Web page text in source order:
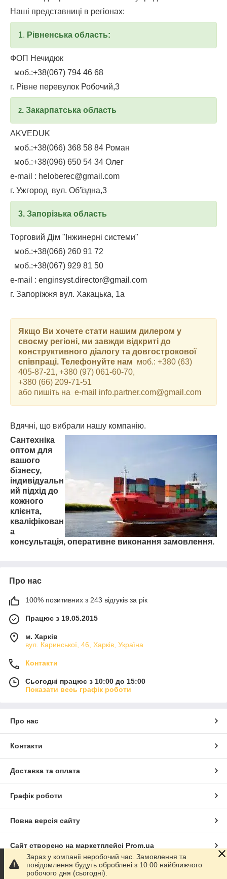
Наші представниці в регіонах:
1. Рівненська область:
ФОП Нечидюк
моб.:+38(067) 794 46 68
г. Рівне перевулок Робочий,3
2. Закарпатська область
AKVEDUK
моб.:+38(066) 368 58 84 Роман
моб.:+38(096) 650 54 34 Олег
e-mail : heloberec@gmail.com
г. Ужгород вул. Об'їздна,3
3. Запорізька область
Торговий Дім "Інжинерні системи"
моб.:+38(066) 260 91 72
моб.:+38(067) 929 81 50
e-mail : enginsyst.director@gmail.com
г. Запоріжжя вул. Хакацька, 1а
Якщо Ви хочете стати нашим дилером у
своєму регіоні, ми завжди відкриті до
конструктивного діалогу та довгострокової
співпраці. Телефонуйте нам моб.: +380 (63)
405-87-21, +380 (97) 061-60-70,
+380 (66) 209-71-51
або пишіть на e-mail info.partner.com@gmail.com
Вдячні, що вибрали нашу компанію.
Сантехніка
оптом для
вашого
бізнесу,
індивідуальн
ий підхід до
кожного
клієнта,
кваліфікован
а
консультація, оперативне виконання замовлення.
Про нас
100% позитивних з 243 відгуків за рік
Працює з 19.05.2015
м. Харків
вул. Каринської, 46, Харків, Україна
Контакти
Сьогодні працює з 10:00 до 15:00
Показати весь графік роботи
Про нас
Контакти
Доставка та оплата
Графік роботи
Повна версія сайту
Сайт створено на маркетплейсі Prom.ua
Політика конфіденційності
Зараз у компанії неробочий час. Замовлення та
повідомлення будуть оброблені з 10:00 найближчого
робочого дня (сьогодні).